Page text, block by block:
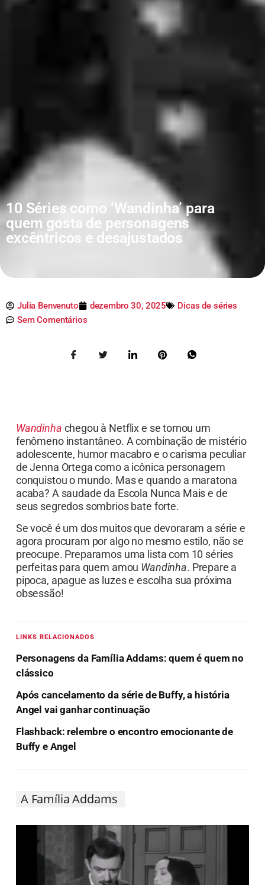
10 Séries como ‘Wandinha’ para
quem gosta de personagens
excêntricos e desajustados
Julia Benvenuto dezembro 30, 2025
Dicas de séries
Sem Comentários
Wandinha chegou à Netflix e se tornou um
fenômeno instantâneo. A combinação de mistério
adolescente, humor macabro e o carisma peculiar
de Jenna Ortega como a icônica personagem
conquistou o mundo. Mas e quando a maratona
acaba? A saudade da Escola Nunca Mais e de
seus segredos sombrios bate forte.
Se você é um dos muitos que devoraram a série e
agora procuram por algo no mesmo estilo, não se
preocupe. Preparamos uma lista com 10 séries
perfeitas para quem amou Wandinha. Prepare a
pipoca, apague as luzes e escolha sua próxima
obsessão!
LINKS RELACIONADOS
Personagens da Família Addams: quem é quem no
clássico
Após cancelamento da série de Buffy, a história
Angel vai ganhar continuação
Flashback: relembre o encontro emocionante de
Buffy e Angel
A Família Addams